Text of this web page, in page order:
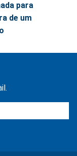
para
de um